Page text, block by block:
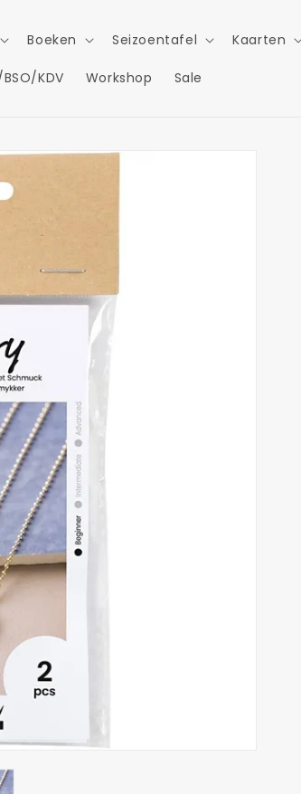
Boeken Seizoentafel Kaarten
KDV Workshop Sale